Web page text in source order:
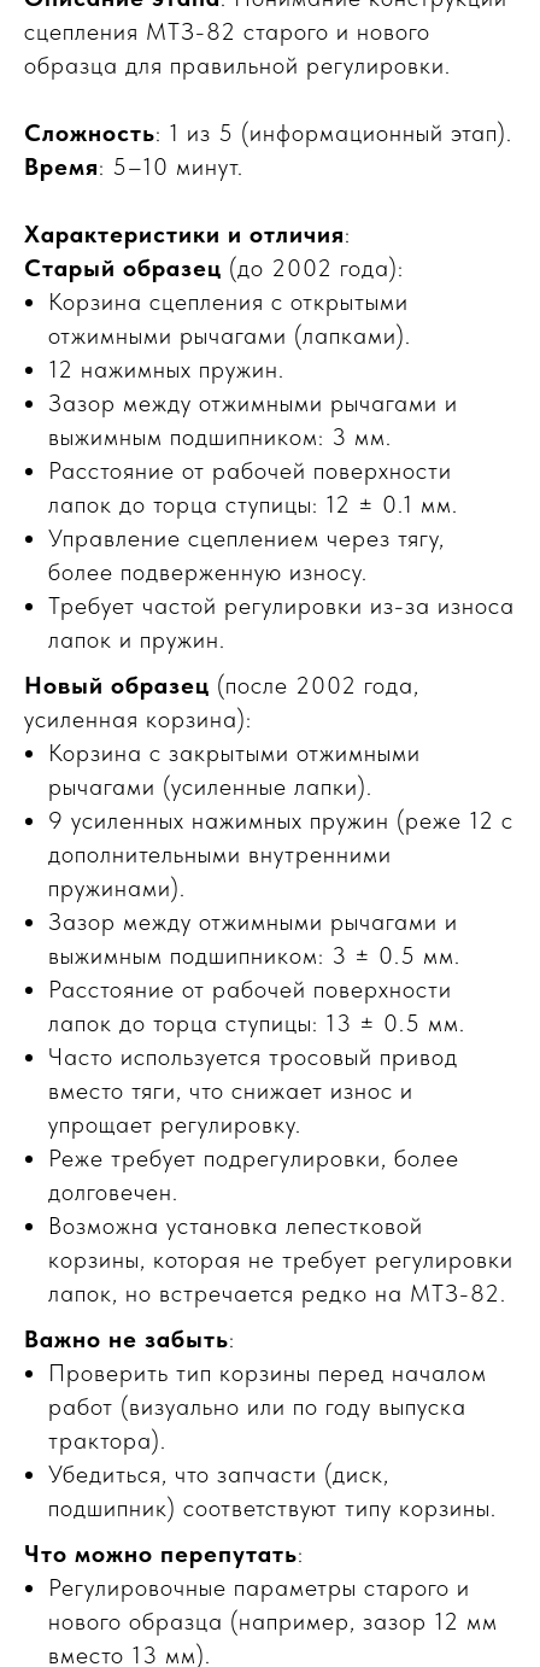
сцепления МТЗ-82 старого и нового
образца для правильной регулировки.
Сложность: 1 из 5 (информационный этап).
Время: 5–10 минут.
Характеристики и отличия:
Старый образец (до 2002 года):
Корзина сцепления с открытыми
отжимными рычагами (лапками).
12 нажимных пружин.
Зазор между отжимными рычагами и
выжимным подшипником: 3 мм.
Расстояние от рабочей поверхности
лапок до торца ступицы: 12 ± 0.1 мм.
Управление сцеплением через тягу,
более подверженную износу.
Требует частой регулировки из-за износа
лапок и пружин.
Новый образец (после 2002 года,
усиленная корзина):
Корзина с закрытыми отжимными
рычагами (усиленные лапки).
9 усиленных нажимных пружин (реже 12 с
дополнительными внутренними
пружинами).
Зазор между отжимными рычагами и
выжимным подшипником: 3 ± 0.5 мм.
Расстояние от рабочей поверхности
лапок до торца ступицы: 13 ± 0.5 мм.
Часто используется тросовый привод
вместо тяги, что снижает износ и
упрощает регулировку.
Реже требует подрегулировки, более
долговечен.
Возможна установка лепестковой
корзины, которая не требует регулировки
лапок, но встречается редко на МТЗ-82.
Важно не забыть:
Проверить тип корзины перед началом
работ (визуально или по году выпуска
трактора).
Убедиться, что запчасти (диск,
подшипник) соответствуют типу корзины.
Что можно перепутать:
Регулировочные параметры старого и
нового образца (например, зазор 12 мм
вместо 13 мм).